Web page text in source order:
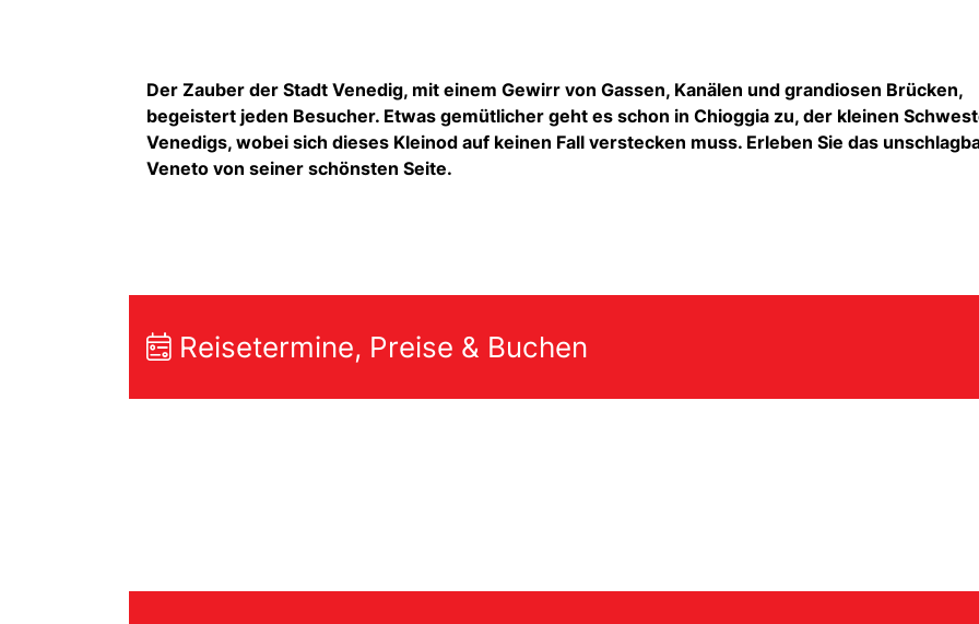
Der Zauber der Stadt Venedig, mit einem Gewirr von Gassen, Kanälen und grandiosen Brücken,
begeistert jeden Besucher. Etwas gemütlicher geht es schon in Chioggia zu, der kleinen
Venedigs, wobei sich dieses Kleinod auf keinen Fall verstecken muss. Erleben Sie das
Veneto von seiner schönsten Seite.
Reisetermine, Preise & Buchen